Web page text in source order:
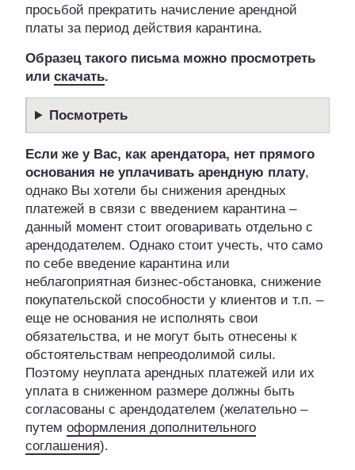
просьбой прекратить начисление арендной
платы за период действия карантина.
Образец такого письма можно просмотреть
или скачать.
Посмотреть
Если же у Вас, как арендатора, нет прямого
основания не уплачивать арендную плату,
однако Вы хотели бы снижения арендных
платежей в связи с введением карантина –
данный момент стоит оговаривать отдельно с
арендодателем. Однако стоит учесть, что само
по себе введение карантина или
неблагоприятная бизнес-обстановка, снижение
покупательской способности у клиентов и т.п. –
еще не основания не исполнять свои
обязательства, и не могут быть отнесены к
обстоятельствам непреодолимой силы.
Поэтому неуплата арендных платежей или их
уплата в сниженном размере должны быть
согласованы с арендодателем (желательно –
путем оформления дополнительного
соглашения).